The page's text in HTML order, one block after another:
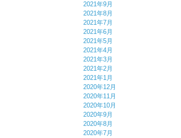
2021年9月
2021年8月
2021年7月
2021年6月
2021年5月
2021年4月
2021年3月
2021年2月
2021年1月
2020年12月
2020年11月
2020年10月
2020年9月
2020年8月
2020年7月